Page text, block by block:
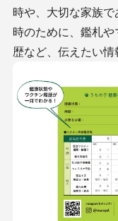
時や、大切な家族
時のために、鑑札
歴など、伝えたい情